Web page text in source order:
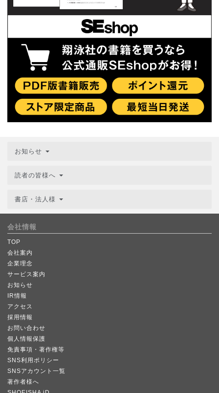
お知らせ
読者の皆様へ
書店・法人様
会社情報
TOP
会社案内
企業理念
サービス案内
お知らせ
IR情報
アクセス
採用情報
お問い合わせ
個人情報保護
免責事項・著作権等
SNS利用ポリシー
SNSアカウント一覧
著作者様へ